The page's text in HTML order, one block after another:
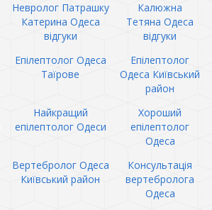
Невролог Патрашку
Катерина Одеса
відгуки
Калюжна
Тетяна Одеса
відгуки
Епілептолог Одеса
Таїрове
Епілептолог
Одеса Київський
район
Найкращий
епілептолог Одеси
Хороший
епілептолог
Одеса
Вертебролог Одеса
Київський район
Консультація
вертебролога
Одеса